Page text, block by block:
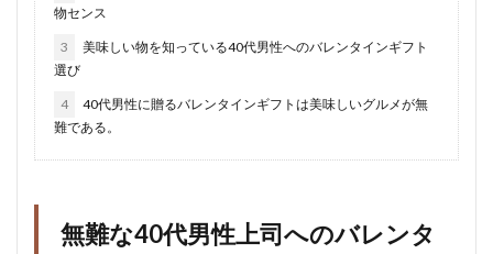
物センス
3
美味しい物を知っている40代男性へのバレンタインギフト
選び
4
40代男性に贈るバレンタインギフトは美味しいグルメが無
難である。
無難な40代男性上司へのバレンタ